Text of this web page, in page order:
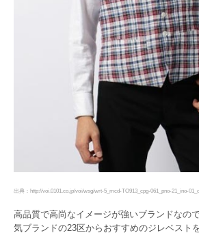
出典：http://voi.0101.co.jp/voi/wsg/wrt-5_mcd-TO913_cpg-061_pno-21_ino-
高品質で高尚なイメージが強いブランドなの
気ブランドの23区からおすすめのジレベスト